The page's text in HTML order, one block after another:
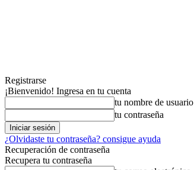
Registrarse
¡Bienvenido! Ingresa en tu cuenta
tu nombre de usuario
tu contraseña
¿Olvidaste tu contraseña? consigue ayuda
Recuperación de contraseña
Recupera tu contraseña